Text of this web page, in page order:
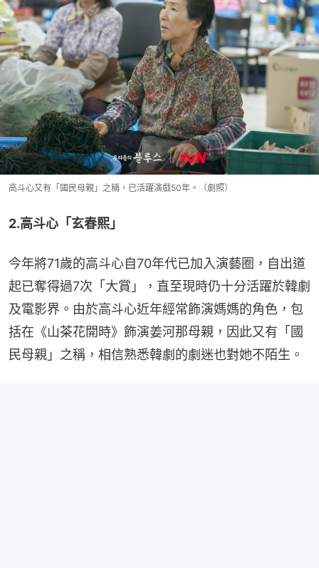
高斗心又有「國民母親」之稱，已活躍演戲50年。（劇照）
2.高斗心「玄春熙」
今年將71歲的高斗心自70年代已加入演藝圈，自出道
起已奪得過7次「大賞」，直至現時仍十分活躍於韓劇
及電影界。由於高斗心近年經常飾演媽媽的角色，包
括在《山茶花開時》飾演姜河那母親，因此又有「國
民母親」之稱，相信熟悉韓劇的劇迷也對她不陌生。